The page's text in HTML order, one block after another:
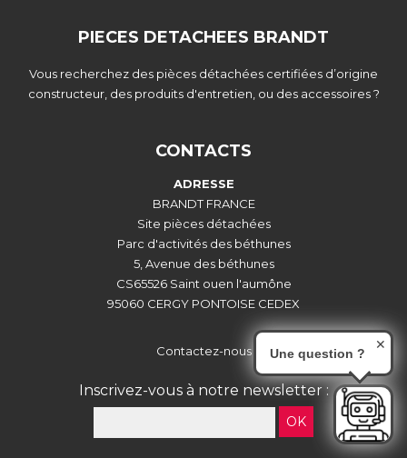
PIECES DETACHEES BRANDT
Vous recherchez des pièces détachées certifiées d’origine
constructeur, des produits d'entretien, ou des accessoires ?
CONTACTS
ADRESSE
BRANDT FRANCE
Site pièces détachées
Parc d'activités des béthunes
5, Avenue des béthunes
CS65526 Saint ouen l'aumône
95060 CERGY PONTOISE CEDEX
Contactez-nous
Inscrivez-vous à notre newsletter :
OK
Une question ?
✕